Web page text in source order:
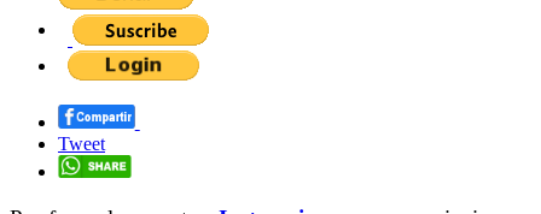
Tweet